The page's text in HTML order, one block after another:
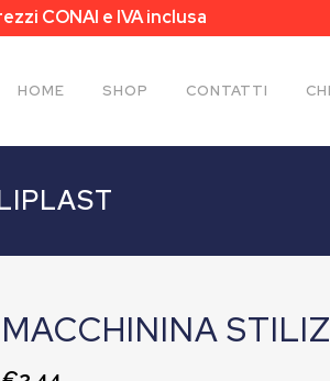
CONAI e IVA inclusa
HOME SHOP CONTATTI
MACCHININA